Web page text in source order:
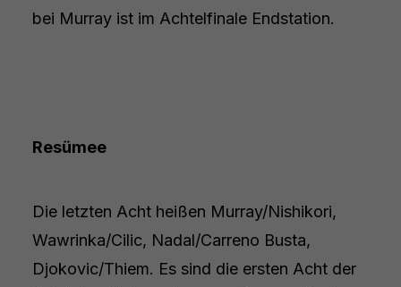
bei Murray ist im Achtelfinale Endstation.
Resümee
Die letzten Acht heißen Murray/Nishikori,
Wawrinka/Cilic, Nadal/Carreno Busta,
Djokovic/Thiem. Es sind die ersten Acht der